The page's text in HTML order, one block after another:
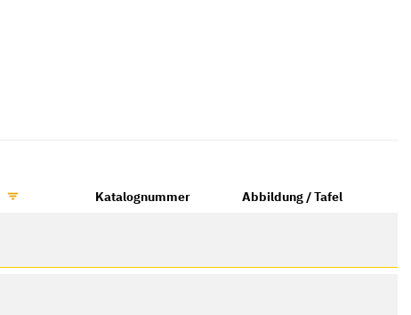
Katalognummer Abbildung / Tafel